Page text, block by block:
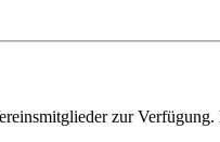
zur